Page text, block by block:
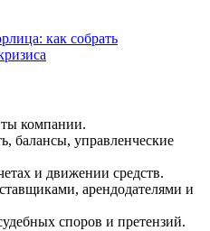
как собрать
компании.
балансы, управленческие
и движении средств.
арендодателями и
споров и претензий.